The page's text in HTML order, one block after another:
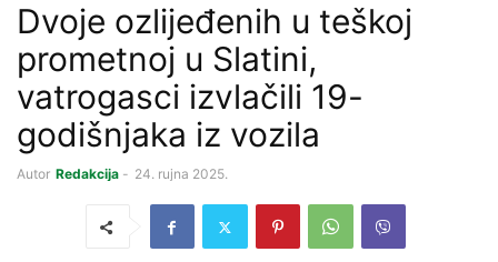
Dvoje ozlijeđenih u teškoj
prometnoj u Slatini,
vatrogasci izvlačili 19-
godišnjaka iz vozila
Autor Redakcija - 24. rujna 2025.